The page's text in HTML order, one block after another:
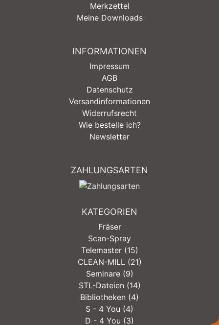
Merkzettel
Meine Downloads
INFORMATIONEN
Impressum
AGB
Datenschutz
Versandinformationen
Widerrufsrecht
Wie bestelle ich?
Newsletter
ZAHLUNGSARTEN
KATEGORIEN
Fräser
Scan-Spray
Telemaster (15)
CLEAN-MILL (21)
Seminare (9)
STL-Dateien (14)
Bibliotheken (4)
S - 4 You (4)
D - 4 You (3)